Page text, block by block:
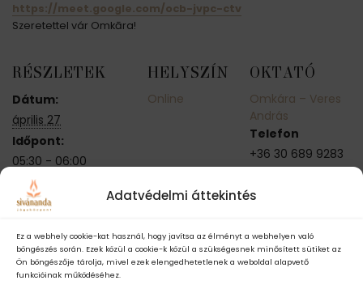
Adatvédelmi áttekintés
Ez a webhely cookie-kat használ, hogy javítsa az élményt a webhelyen való
böngészés során. Ezek közül a cookie-k közül a szükségesnek minősített sütiket az
Ön böngészője tárolja, mivel ezek elengedhetetlenek a weboldal alapvető
funkcióinak működéséhez.
RÉSZLETEK
Dátum:
április 27
Időpont:
05:30 - 06:00
Series:
INGYENES REGGELI
(ONLINE)
Esemény kategóriák:
HELYSZÍN
Online
OKTATÓ
Omkára – Veres
András
Telefon
+36 30 689 9283
https://meet.google.com/ocb-jvpc-ctv
Szeretettel vár Omkāra!